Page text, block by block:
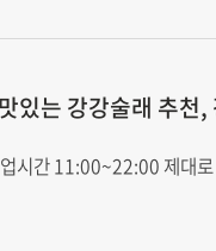
있는 강강술래 추천,
시간 11:00~22:00 제대로